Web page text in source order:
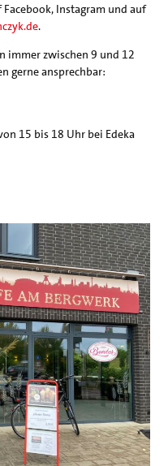
Instagram und auf
.
immer zwischen 9 und 12
gerne ansprechbar:
15 bis 18 Uhr bei Edeka